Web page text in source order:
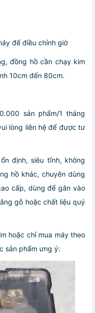
để điều chỉnh giờ
đồng hồ cần chạy kim
10cm đến 80cm.
sản phẩm/1 tháng
lòng liên hệ để được tư
định, siêu tĩnh, không
hồ khác, chuyên dùng
cấp, dùng để gắn vào
gỗ hoặc chất liệu quý
hoặc chỉ mua máy theo
sản phẩm ưng ý: